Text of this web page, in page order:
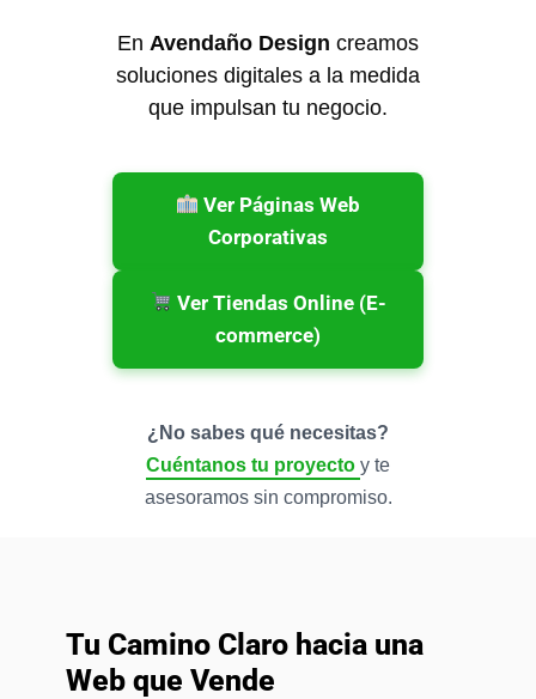
En Avendaño Design creamos
soluciones digitales a la medida
que impulsan tu negocio.
Ver Páginas Web
Corporativas
Ver Tiendas Online (E-
commerce)
¿No sabes qué necesitas?
Cuéntanos tu proyecto y te
asesoramos sin compromiso.
Tu Camino Claro hacia una
Web que Vende